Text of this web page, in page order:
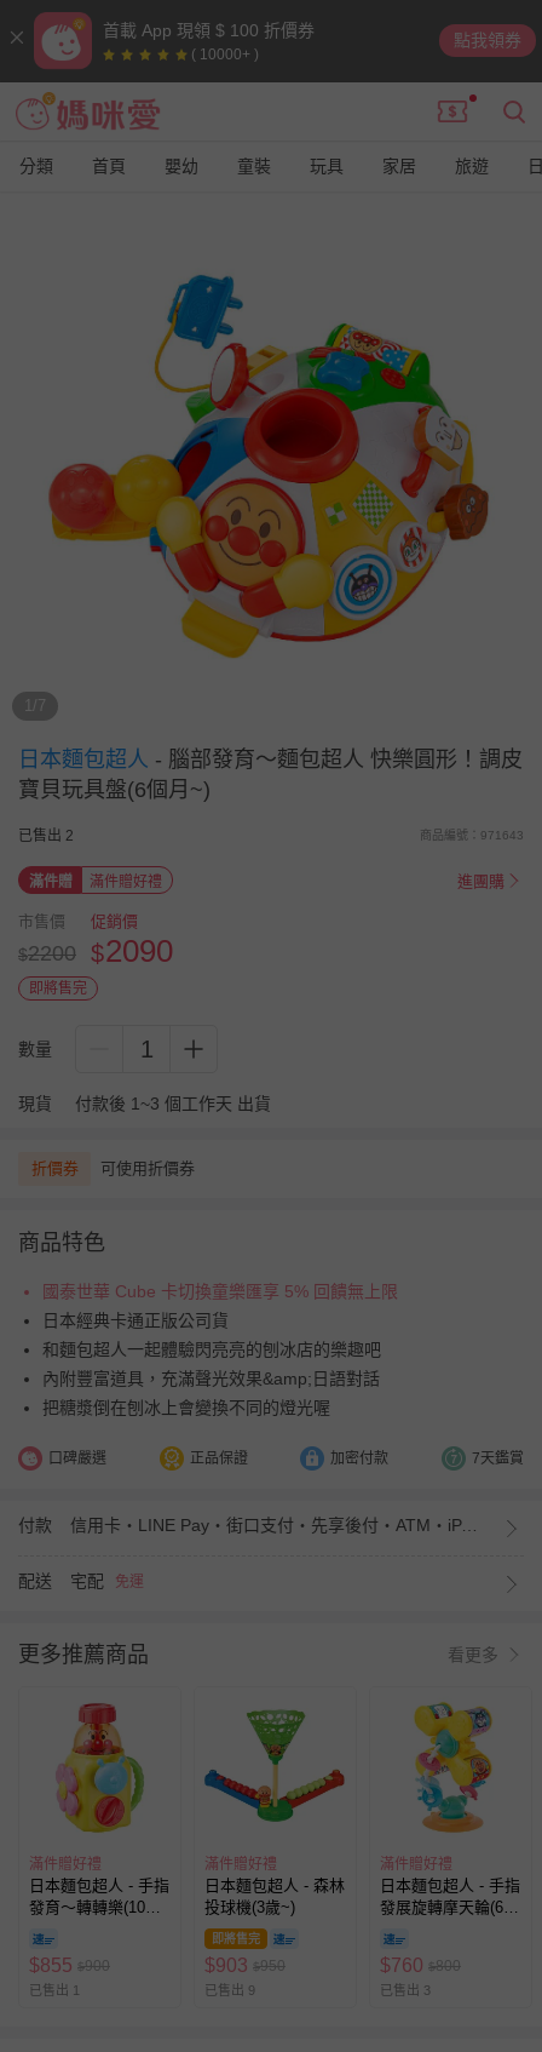
首載 App 現領 $ 100 折價券
( 10000+ )
點我領券
分類 首頁 嬰幼 童裝 玩具 家居 旅遊
1/7
日本麵包超人 - 腦部發育～麵包超人 快樂圓形！調皮
寶貝玩具盤(6個月~)
已售出 2 商品編號：971643
滿件贈 滿件贈好禮 進團購
市售價
$2200
促銷價
$2090
即將售完
數量 1
現貨 付款後 1~3 個工作天 出貨
折價券 可使用折價券
商品特色
國泰世華 Cube 卡切換童樂匯享 5% 回饋無上限
日本經典卡通正版公司貨
和麵包超人一起體驗閃亮亮的刨冰店的樂趣吧
內附豐富道具，充滿聲光效果&amp;日語對話
把糖漿倒在刨冰上會變換不同的燈光喔
口碑嚴選 正品保證 加密付款 7天鑑賞
付款 信用卡・LINE Pay・街口支付・先享後付・ATM・iPASS MONEY
配送 宅配 免運
更多推薦商品 看更多
滿件贈好禮
日本麵包超人 - 手指
發育～轉轉樂(10個
月~)
$855 $900
已售出 1
滿件贈好禮
日本麵包超人 - 森林
投球機(3歲~)
即將售完
$903 $950
已售出 9
滿件贈好禮
日本麵包超人 - 手指
發展旋轉摩天輪(6個
月以上~)
$760 $800
已售出 3